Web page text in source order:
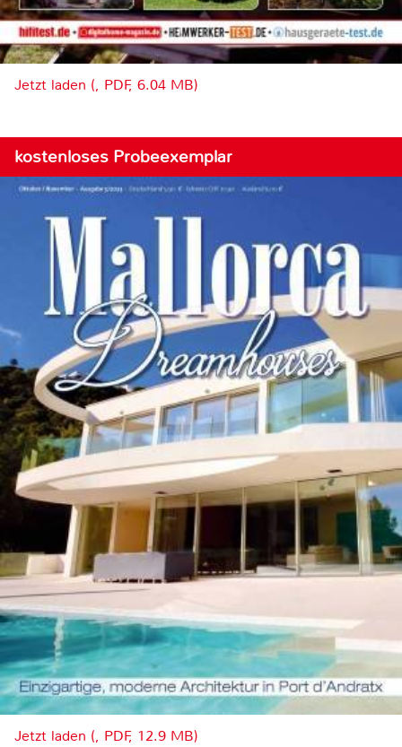
Jetzt laden (, PDF, 6.04 MB)
kostenloses Probeexemplar
Jetzt laden (, PDF, 12.9 MB)